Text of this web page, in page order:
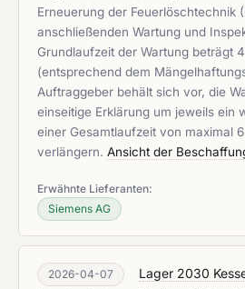
Erneuerung der Feuerlöschtechnik
anschließenden Wartung und
Grundlaufzeit der Wartung beträgt
(entsprechend dem
Auftraggeber behält sich vor, die
einseitige Erklärung um jeweils ein
einer Gesamtlaufzeit von maximal
verlängern. Ansicht der
Erwähnte Lieferanten:
Siemens AG
2026-04-07
Lager 2030